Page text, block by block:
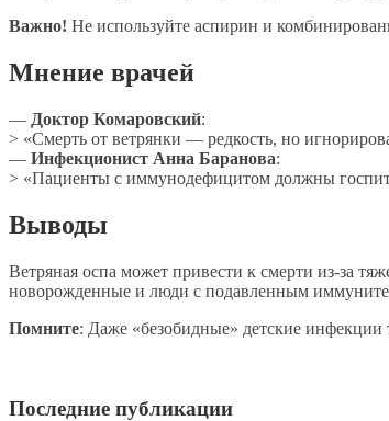
Важно! Не используйте аспирин и
Мнение врачей
— Доктор Комаровский:
> «Смерть от ветрянки — редкость, но
— Инфекционист Анна Баранова:
> «Пациенты с иммунодефицитом должны
Выводы
Ветряная оспа может привести к смерти из-за
новорожденные и люди с подавленным
Помните: Даже «безобидные» детские инфекции
Последние публикации